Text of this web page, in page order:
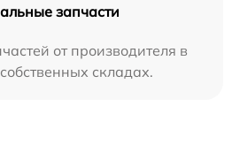
запчасти
от производителя в
складах.